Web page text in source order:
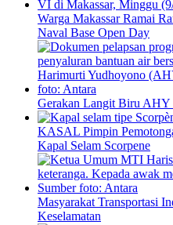
Warga Makassar Ramai
Naval Base Open Day
Gerakan Langit Biru AHY
KASAL Pimpin
Kapal Selam Scorpene
Masyarakat Transportasi
Keselamatan